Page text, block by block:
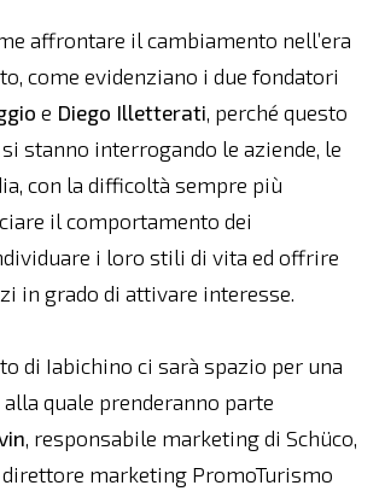
affrontare il cambiamento nell’era
come evidenziano i due fondatori
e Diego Illetterati, perché questo
stanno interrogando le aziende, le
con la difficoltà sempre più
il comportamento dei
i loro stili di vita ed offrire
in grado di attivare interesse.
di Iabichino ci sarà spazio per una
alla quale prenderanno parte
, responsabile marketing di Schüco,
direttore marketing PromoTurismo